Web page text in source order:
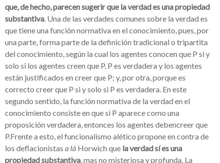
que, de hecho, parecen sugerir que la verdad es una propiedad
substantiva. Una de las verdades comunes sobre la verdad es
que tiene una función normativa en el conocimiento, pues, por
una parte, forma parte de la definición tradicional o tripartita
del conocimiento, según la cual los agentes conocen que P si y
solo si los agentes creen que P, P es verdadera y los agentes
están justificados en creer que P; y, por otra, porque es
correcto creer que P si y solo si P es verdadera. En este
segundo sentido, la función normativa de la verdad en el
conocimiento consiste en que si P aparece como una
proposición verdadera, entonces los agentes debencreer que
P.Frente a esto, el funcionalismo alético propone en contra de
los deflacionistas a là Horwich que la verdad sí es una
propiedad substantiva, mas no misteriosa y profunda. La